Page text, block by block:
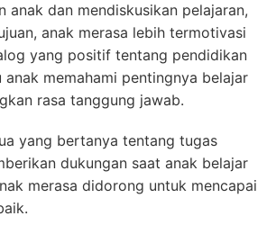
anak dan mendiskusikan pelajaran,
anak merasa lebih termotivasi
yang positif tentang pendidikan
memahami pentingnya belajar
rasa tanggung jawab.
yang bertanya tentang tugas
dukungan saat anak belajar
merasa didorong untuk mencapai